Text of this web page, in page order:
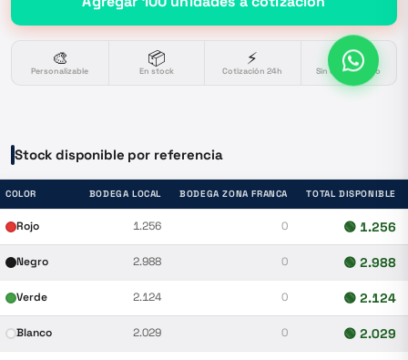
🎨
Personalizable
📦
En stock
⚡
Cotización 24h
🔒
Sin compromiso
Stock disponible por referencia
COLOR BODEGA LOCAL BODEGA ZONA FRANCA TOTAL DISPONIBLE
Rojo 1.256 0 🟢 1.256
Negro 2.988 0 🟢 2.988
Verde 2.124 0 🟢 2.124
Blanco 2.029 0 🟢 2.029